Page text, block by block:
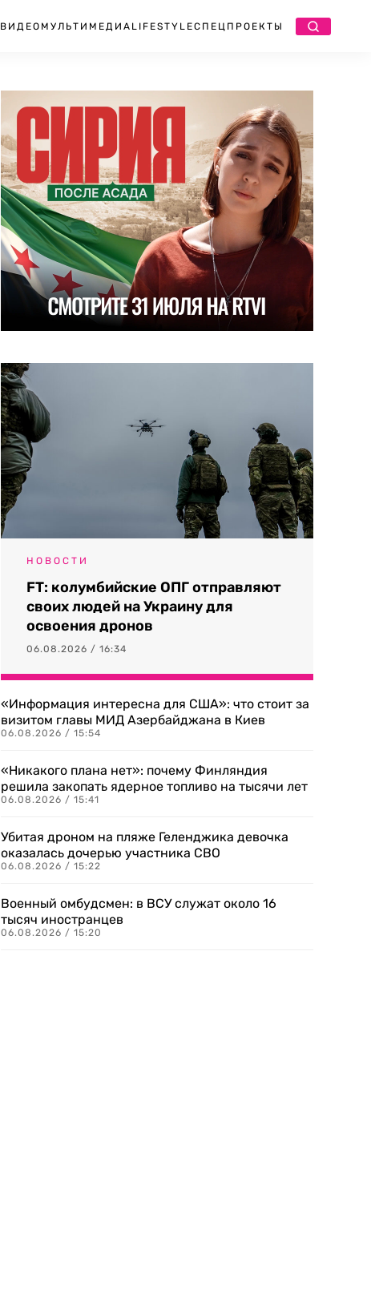
ВИДЕО МУЛЬТИМЕДИА LIFESTYLEСПЕЦПРОЕКТЫ
НОВОСТИ
FT: колумбийские ОПГ отправляют
своих людей на Украину для
освоения дронов
06.08.2026 / 16:34
«Информация интересна для США»: что стоит за
визитом главы МИД Азербайджана в Киев
06.08.2026 / 15:54
«Никакого плана нет»: почему Финляндия
решила закопать ядерное топливо на тысячи лет
06.08.2026 / 15:41
Убитая дроном на пляже Геленджика девочка
оказалась дочерью участника СВО
06.08.2026 / 15:22
Военный омбудсмен: в ВСУ служат около 16
тысяч иностранцев
06.08.2026 / 15:20